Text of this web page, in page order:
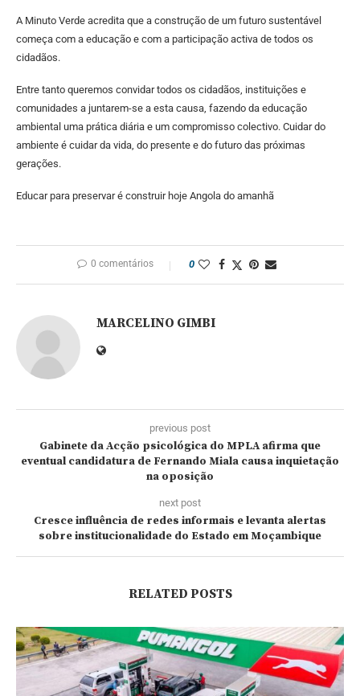
A Minuto Verde acredita que a construção de um futuro sustentável
começa com a educação e com a participação activa de todos os
cidadãos.
Entre tanto queremos convidar todos os cidadãos, instituições e
comunidades a juntarem-se a esta causa, fazendo da educação
ambiental uma prática diária e um compromisso colectivo. Cuidar do
ambiente é cuidar da vida, do presente e do futuro das próximas
gerações.
Educar para preservar é construir hoje Angola do amanhã
0 comentários 0
MARCELINO GIMBI
previous post
Gabinete da Acção psicológica do MPLA afirma que
eventual candidatura de Fernando Miala causa inquietação
na oposição
next post
Cresce influência de redes informais e levanta alertas
sobre institucionalidade do Estado em Moçambique
RELATED POSTS